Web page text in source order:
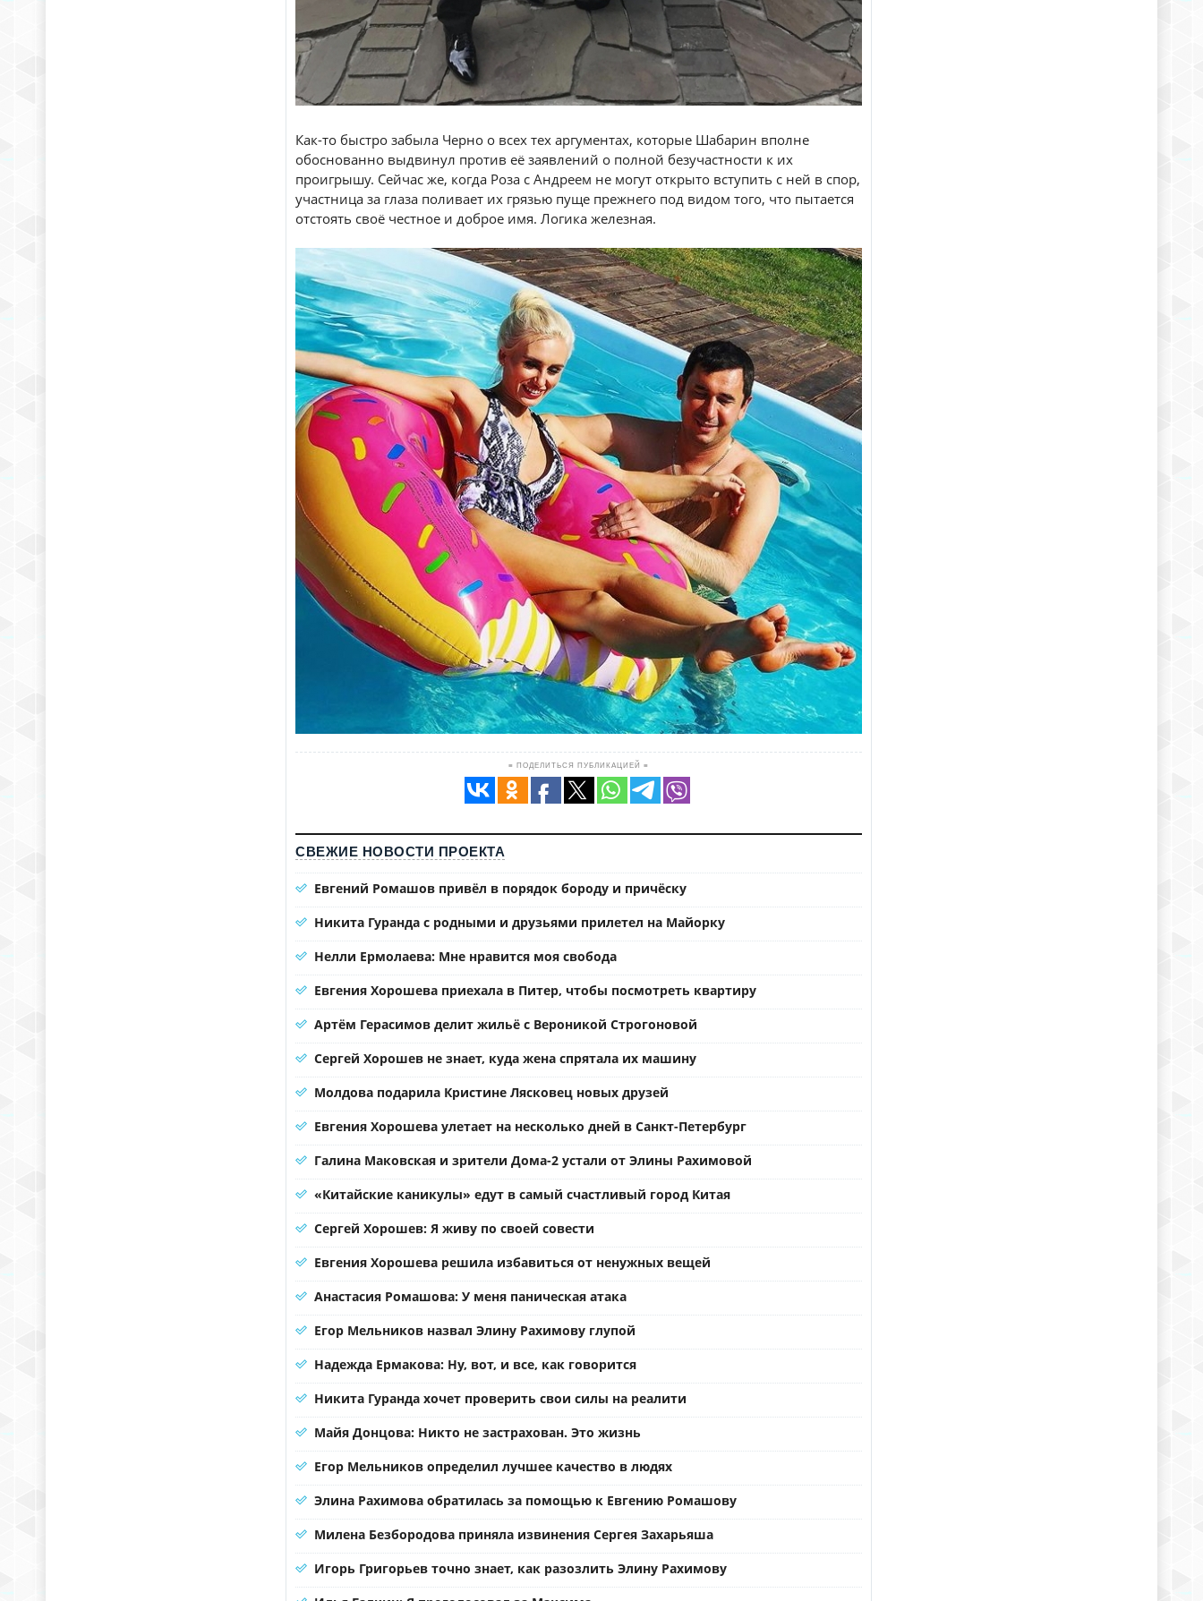
Как-то быстро забыла Черно о всех тех аргументах, которые Шабарин вполне
обоснованно выдвинул против её заявлений о полной безучастности к их
проигрышу. Сейчас же, когда Роза с Андреем не могут открыто вступить с ней в спор,
участница за глаза поливает их грязью пуще прежнего под видом того, что пытается
отстоять своё честное и доброе имя. Логика железная.
≡ ПОДЕЛИТЬСЯ ПУБЛИКАЦИЕЙ ≡
СВЕЖИЕ НОВОСТИ ПРОЕКТА
Евгений Ромашов привёл в порядок бороду и причёску
Никита Гуранда с родными и друзьями прилетел на Майорку
Нелли Ермолаева: Мне нравится моя свобода
Евгения Хорошева приехала в Питер, чтобы посмотреть квартиру
Артём Герасимов делит жильё с Вероникой Строгоновой
Сергей Хорошев не знает, куда жена спрятала их машину
Молдова подарила Кристине Лясковец новых друзей
Евгения Хорошева улетает на несколько дней в Санкт-Петербург
Галина Маковская и зрители Дома-2 устали от Элины Рахимовой
«Китайские каникулы» едут в самый счастливый город Китая
Сергей Хорошев: Я живу по своей совести
Евгения Хорошева решила избавиться от ненужных вещей
Анастасия Ромашова: У меня паническая атака
Егор Мельников назвал Элину Рахимову глупой
Надежда Ермакова: Ну, вот, и все, как говорится
Никита Гуранда хочет проверить свои силы на реалити
Майя Донцова: Никто не застрахован. Это жизнь
Егор Мельников определил лучшее качество в людях
Элина Рахимова обратилась за помощью к Евгению Ромашову
Милена Безбородова приняла извинения Сергея Захарьяша
Игорь Григорьев точно знает, как разозлить Элину Рахимову